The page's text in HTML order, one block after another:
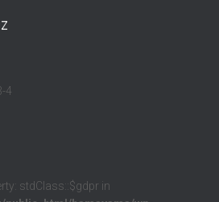
4
stdClass::$gdpr in